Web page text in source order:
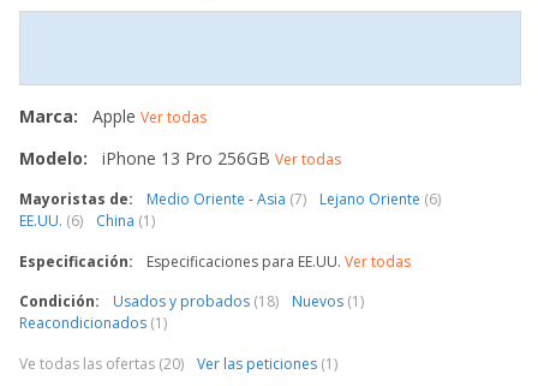
Marca: Apple Ver todas
Modelo: iPhone 13 Pro 256GB Ver todas
Mayoristas de:
Medio Oriente - Asia (7) Lejano Oriente (6)
EE.UU. (6) China (1)
Especificación:
Especificaciones para EE.UU. Ver todas
Condición:
Usados y probados (18) Nuevos (1)
Reacondicionados (1)
Ve todas las ofertas (20)
Ver las peticiones (1)